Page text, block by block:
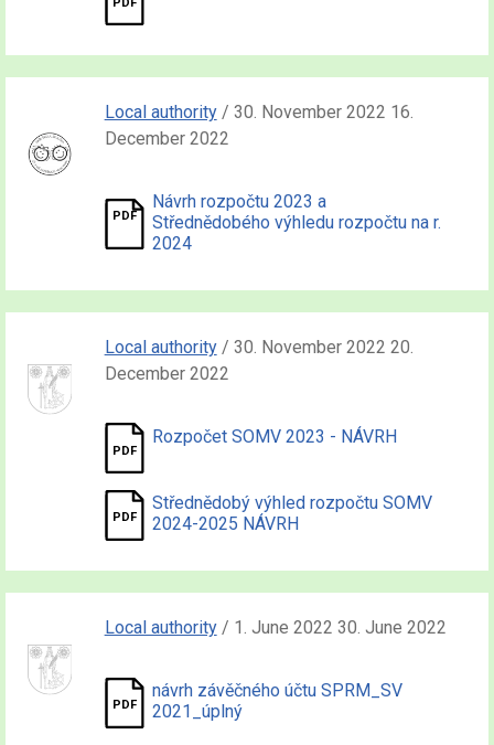
Local authority/ 30. November 2022 16.
December 2022
Návrh rozpočtu 2023 a
Střednědobého výhledu rozpočtu na r.
2024
Local authority/ 30. November 2022 20.
December 2022
Rozpočet SOMV 2023 - NÁVRH
Střednědobý výhled rozpočtu SOMV
2024-2025 NÁVRH
Local authority/ 1. June 2022 30. June 2022
návrh závěčného účtu SPRM_SV
2021_úplný